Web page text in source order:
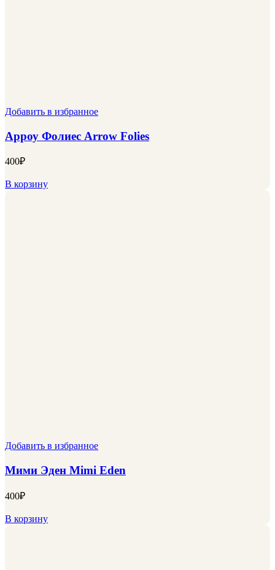
Добавить в избранное
Арроу Фолиес Arrow Folies
400₽
В корзину
Добавить в избранное
Мими Эден Mimi Eden
400₽
В корзину